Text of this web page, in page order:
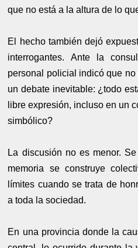
que no está a la altura de lo
El hecho también dejó
interrogantes. Ante la
personal policial indicó que
un debate inevitable: ¿todo
libre expresión, incluso en un
simbólico?
La discusión no es menor.
memoria se construye
límites cuando se trata de
a toda la sociedad.
En una provincia donde la